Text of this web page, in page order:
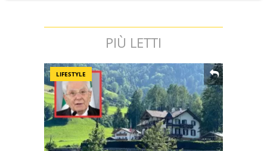
PIÙ LETTI
LIFESTYLE